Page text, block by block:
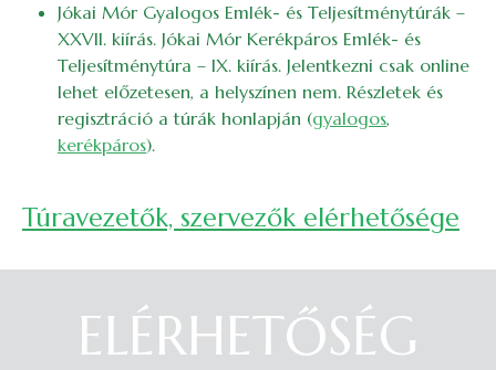
Jókai Mór Gyalogos Emlék- és Teljesítménytúrák –
XXVII. kiírás. Jókai Mór Kerékpáros Emlék- és
Teljesítménytúra – IX. kiírás. Jelentkezni csak online
lehet előzetesen, a helyszínen nem. Részletek és
regisztráció a túrák honlapján (gyalogos,
kerékpáros).
Túravezetők, szervezők elérhetősége
ELÉRHETŐSÉG